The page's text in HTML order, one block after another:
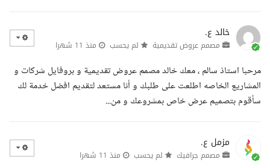
خالد ع.
مصمم عروض تقديمية لم يحسب منذ 11 شهرا
مرحبا استاذ سالم ، معك خالد مصمم عروض تقديمية و بروفايل شركات و
المشاريع الخاصه اطلعت على طلبك و أنا مستعد لتقديم افضل خدمة لك
سأقوم بتصميم عرض خاص بمشروعك و من...
مزمل ع.
مصمم جرافيك لم يحسب منذ 11 شهرا